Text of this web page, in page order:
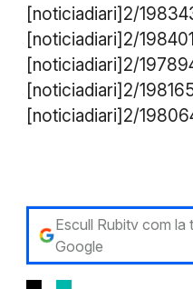
[noticiadiari]2/
[noticiadiari]2/
[noticiadiari]2/
[noticiadiari]2/
[noticiadiari]2/
Escull Rubitv com
Google